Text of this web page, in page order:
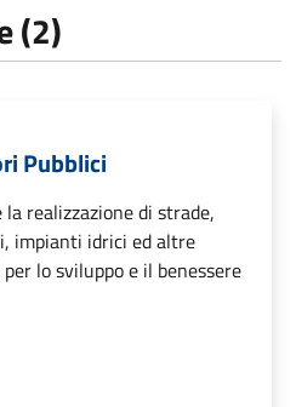
(2)
Pubblici
realizzazione di strade,
impianti idrici ed altre
lo sviluppo e il benessere